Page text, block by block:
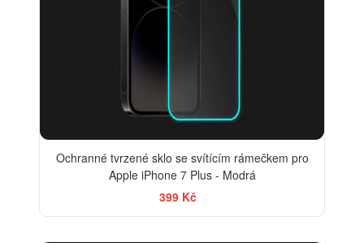
Ochranné tvrzené sklo se svítícím rámečkem pro
Apple iPhone 7 Plus - Modrá
399 Kč